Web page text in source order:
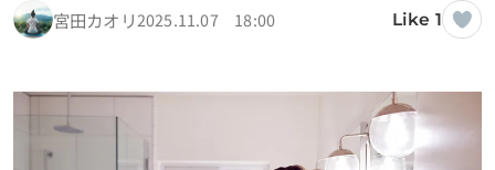
宮田カオリ2025.11.07 18:00 Like 1